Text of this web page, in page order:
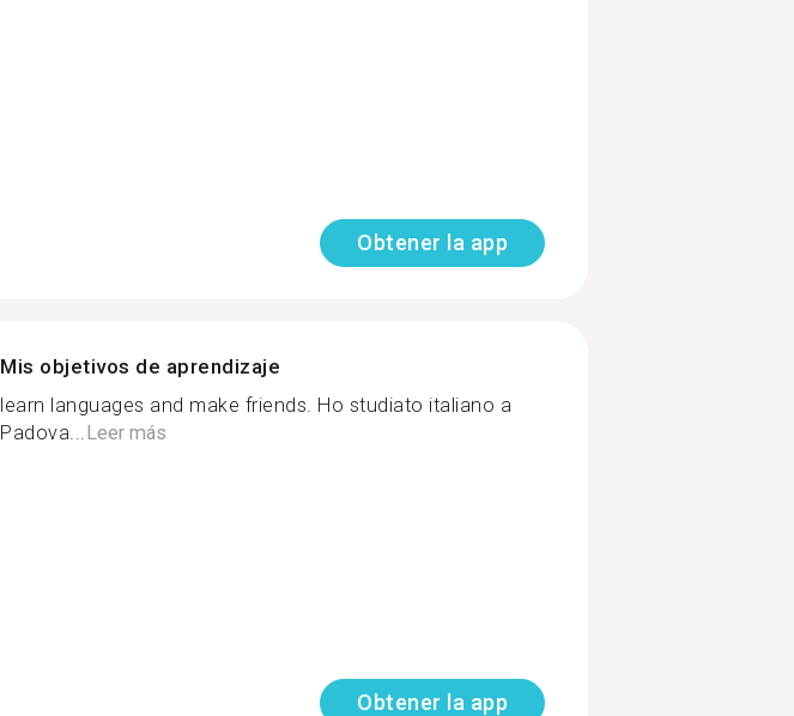
Obtener la app
Mis objetivos de aprendizaje
learn languages and make friends. Ho studiato italiano a
Padova...Leer más
Obtener la app